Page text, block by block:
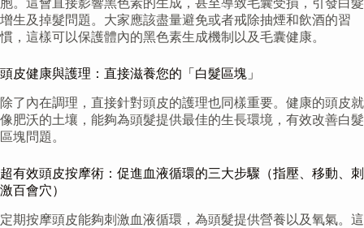
胞。這會直接影響黑色素的生成，甚至導致毛囊受損，引發白髮
增生及掉髮問題。大家應該盡量避免或者戒除抽煙和飲酒的習
慣，這樣可以保護體內的黑色素生成機制以及毛囊健康。
頭皮健康與護理：直接滋養您的「白髮區塊」
除了內在調理，直接針對頭皮的護理也同樣重要。健康的頭皮就
像肥沃的土壤，能夠為頭髮提供最佳的生長環境，有效改善白髮
區塊問題。
超有效頭皮按摩術：促進血液循環的三大步驟（指壓、移動、刺
激百會穴）
定期按摩頭皮能夠刺激血液循環，為頭髮提供營養以及氧氣。這